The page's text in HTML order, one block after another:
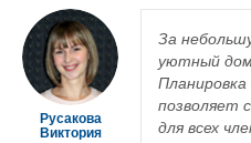
Русакова
Виктория
За
уютный
позволяет
для всех